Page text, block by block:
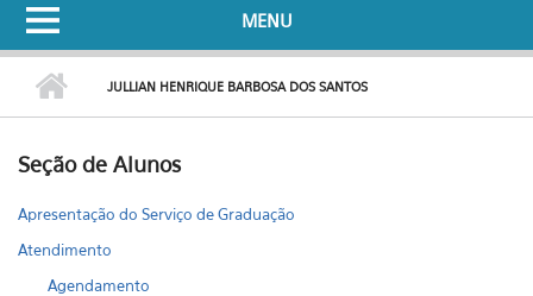
MENU
JULLIAN HENRIQUE BARBOSA DOS SANTOS
Seção de Alunos
Apresentação do Serviço de Graduação
Atendimento
Agendamento